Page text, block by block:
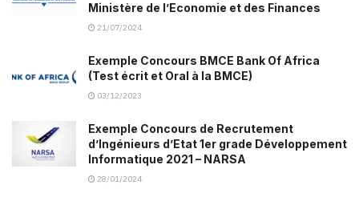
Ministère de l’Economie et des Finances
21/07/2024
Exemple Concours BMCE Bank Of Africa
(Test écrit et Oral à la BMCE)
03/12/2023
Exemple Concours de Recrutement
d’Ingénieurs d’Etat 1er grade Développement
Informatique 2021 – NARSA
28/01/2024